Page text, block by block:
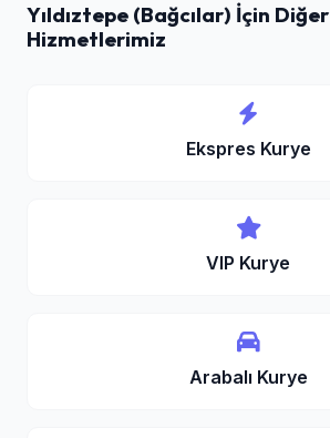
Yıldıztepe (Bağcılar) İçin Diğer
Hizmetlerimiz
Ekspres Kurye
VIP Kurye
Arabalı Kurye